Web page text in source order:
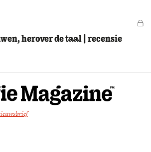
herover de taal | recensie